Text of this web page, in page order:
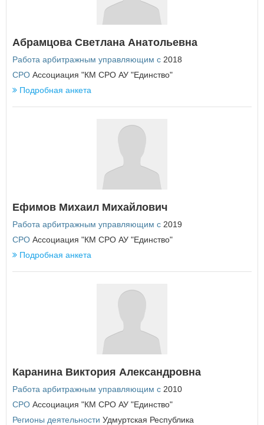
Тамбовская область
Тверская область
Томская область
Тульская область
У
Ханты-Мансийский автономный округ - Югра
Ч
Челябинская область
Чеченская Республика
Чукотский автономный округ
Ямало-Ненецкий автономный округ
Абрамцова Светлана Анатольевна
Работа арбитражным управляющим с 2018
СРО Ассоциация "КМ СРО АУ "Единство"
Подробная анкета
Ефимов Михаил Михайлович
Работа арбитражным управляющим с 2019
СРО Ассоциация "КМ СРО АУ "Единство"
Подробная анкета
Каранина Виктория Александровна
Работа арбитражным управляющим с 2010
СРО Ассоциация "КМ СРО АУ "Единство"
Регионы деятельности Удмуртская Республика